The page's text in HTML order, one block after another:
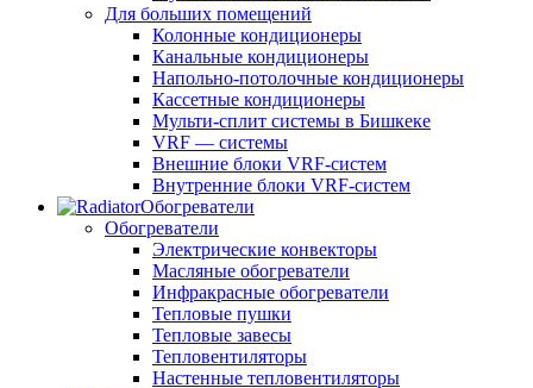
Для больших помещений
Колонные кондиционеры
Канальные кондиционеры
Напольно-потолочные кондиционеры
Кассетные кондиционеры
Мульти-сплит системы в Бишкеке
VRF — системы
Внешние блоки VRF-систем
Внутренние блоки VRF-систем
Обогреватели
Обогреватели
Электрические конвекторы
Масляные обогреватели
Инфракрасные обогреватели
Тепловые пушки
Тепловые завесы
Тепловентиляторы
Настенные тепловентиляторы